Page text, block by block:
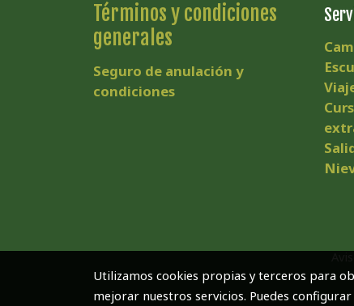
Términos y condiciones
generales
Seguro de anulación y
condiciones
Utilizamos cookies propias y terceros para
mejorar nuestros servicios. Puedes